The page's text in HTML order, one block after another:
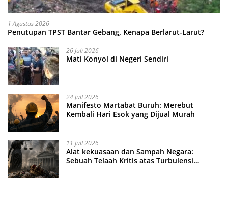
1 Agustus 2026
Penutupan TPST Bantar Gebang, Kenapa Berlarut-Larut?
26 Juli 2026
Mati Konyol di Negeri Sendiri
24 Juli 2026
Manifesto Martabat Buruh: Merebut
Kembali Hari Esok yang Dijual Murah
11 Juli 2026
Alat kekuasaan dan Sampah Negara:
Sebuah Telaah Kritis atas Turbulensi